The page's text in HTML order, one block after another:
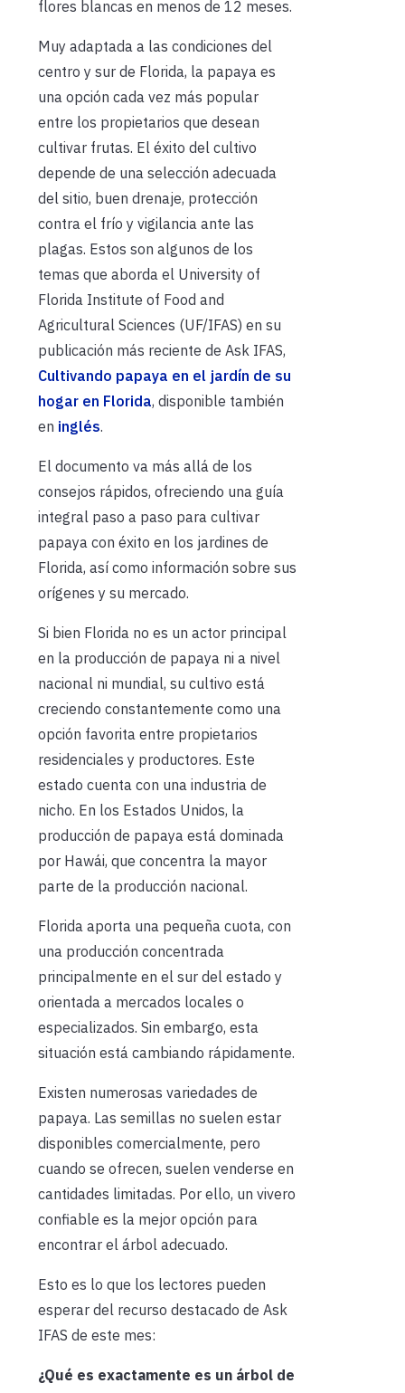
flores blancas en menos de 12 meses.
Muy adaptada a las condiciones del
centro y sur de Florida, la papaya es
una opción cada vez más popular
entre los propietarios que desean
cultivar frutas. El éxito del cultivo
depende de una selección adecuada
del sitio, buen drenaje, protección
contra el frío y vigilancia ante las
plagas. Estos son algunos de los
temas que aborda el University of
Florida Institute of Food and
Agricultural Sciences (UF/IFAS) en su
publicación más reciente de Ask IFAS,
Cultivando papaya en el jardín de su
hogar en Florida, disponible también
en inglés.
El documento va más allá de los
consejos rápidos, ofreciendo una guía
integral paso a paso para cultivar
papaya con éxito en los jardines de
Florida, así como información sobre sus
orígenes y su mercado.
Si bien Florida no es un actor principal
en la producción de papaya ni a nivel
nacional ni mundial, su cultivo está
creciendo constantemente como una
opción favorita entre propietarios
residenciales y productores. Este
estado cuenta con una industria de
nicho. En los Estados Unidos, la
producción de papaya está dominada
por Hawái, que concentra la mayor
parte de la producción nacional.
Florida aporta una pequeña cuota, con
una producción concentrada
principalmente en el sur del estado y
orientada a mercados locales o
especializados. Sin embargo, esta
situación está cambiando rápidamente.
Existen numerosas variedades de
papaya. Las semillas no suelen estar
disponibles comercialmente, pero
cuando se ofrecen, suelen venderse en
cantidades limitadas. Por ello, un vivero
confiable es la mejor opción para
encontrar el árbol adecuado.
Esto es lo que los lectores pueden
esperar del recurso destacado de Ask
IFAS de este mes:
¿Qué es exactamente es un árbol de